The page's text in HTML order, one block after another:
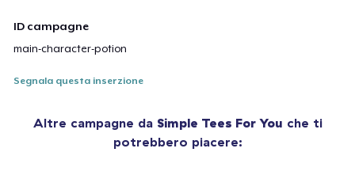
ID campagne
main-character-potion
Segnala questa inserzione
Altre campagne da Simple Tees For You che ti
potrebbero piacere: